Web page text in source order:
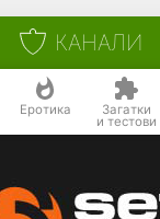
КАНАЛИ
Еротика Загатки
и тестови